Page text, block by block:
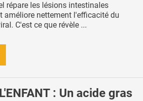
répare les lésions intestinales
améliore nettement l'efficacité du
C'est ce que révèle ...
: Un acide gras